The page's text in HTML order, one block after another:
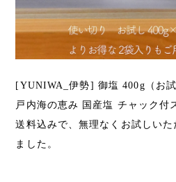
[YUNIWA_伊勢] 御塩 400g（お
戸内海の恵み 国産塩 チャック付
送料込みで、無理なくお試しいた
ました。